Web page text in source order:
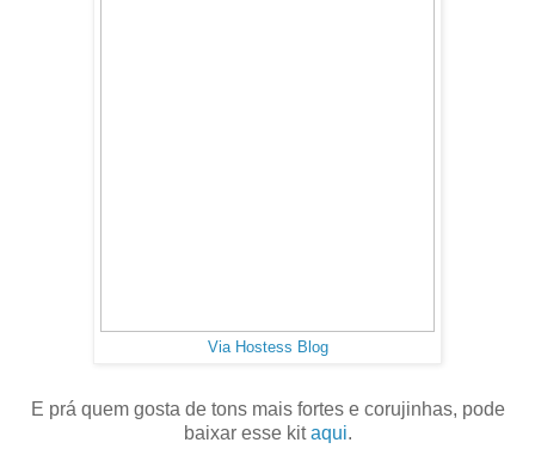
Via Hostess Blog
E prá quem gosta de tons mais fortes e corujinhas, pode
baixar esse kitaqui.